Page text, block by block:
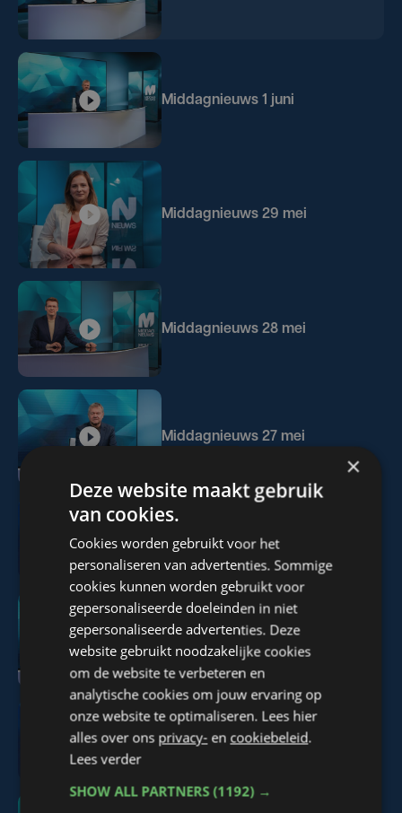
Middagnieuws 1 juni
Middagnieuws 29 mei
Middagnieuws 28 mei
Middagnieuws 27 mei
Middagnieuws 26 mei
Middagnieuws 22 mei
Middagnieuws 21 mei
×
Deze website maakt gebruik
van cookies.
Cookies worden gebruikt voor het
personaliseren van advertenties. Sommige
cookies kunnen worden gebruikt voor
gepersonaliseerde doeleinden in niet
gepersonaliseerde advertenties. Deze
website gebruikt noodzakelijke cookies
om de website te verbeteren en
analytische cookies om jouw ervaring op
onze website te optimaliseren. Lees hier
alles over ons privacy- en cookiebeleid.
Lees verder
SHOW ALL PARTNERS(1192) →